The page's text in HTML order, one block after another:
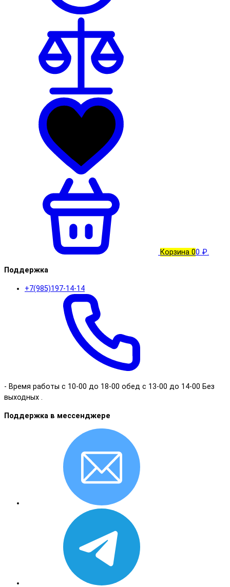
Корзина 00 ₽.
Поддержка
+7(985)197-14-14
- Время работы с 10-00 до 18-00 обед с 13-00 до 14-00 Без
выходных .
Поддержка в мессенджере